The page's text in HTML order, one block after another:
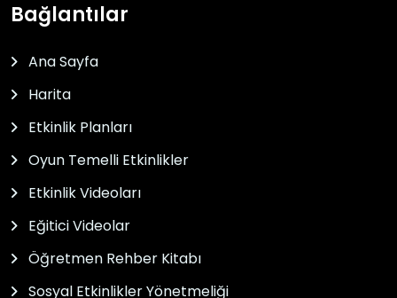
Bağlantılar
Ana Sayfa
Harita
Etkinlik Planları
Oyun Temelli Etkinlikler
Etkinlik Videoları
Eğitici Videolar
Öğretmen Rehber Kitabı
Sosyal Etkinlikler Yönetmeliği